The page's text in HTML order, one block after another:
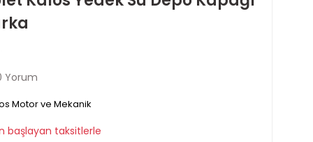
Yorum
Motor ve Mekanik
başlayan taksitlerle